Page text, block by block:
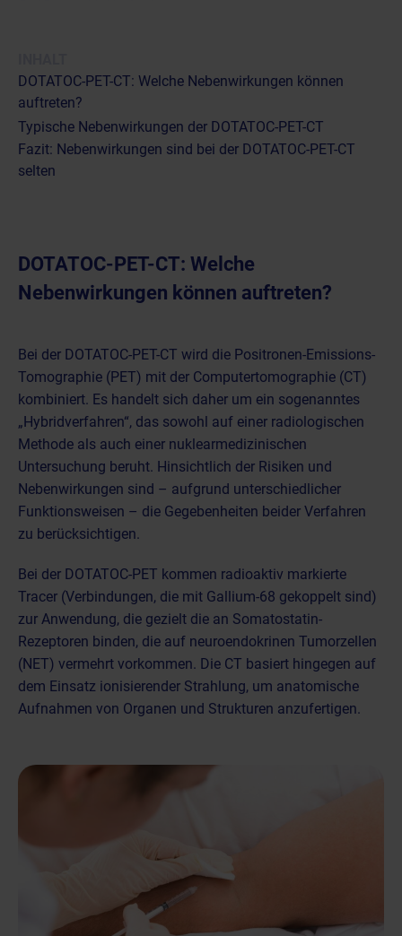
DOTATOC-PET-CT: Welche Nebenwirkungen können
auftreten?
Typische Nebenwirkungen der DOTATOC-PET-CT
Fazit: Nebenwirkungen sind bei der DOTATOC-PET-CT
selten
DOTATOC-PET-CT: Welche
Nebenwirkungen können auftreten?
Bei der DOTATOC-PET-CT wird die Positronen-Emissions-
Tomographie (PET) mit der Computertomographie (CT)
kombiniert. Es handelt sich daher um ein sogenanntes
„Hybridverfahren“, das sowohl auf einer radiologischen
Methode als auch einer nuklearmedizinischen
Untersuchung beruht. Hinsichtlich der Risiken und
Nebenwirkungen sind – aufgrund unterschiedlicher
Funktionsweisen – die Gegebenheiten beider Verfahren
zu berücksichtigen.
Bei der DOTATOC-PET kommen radioaktiv markierte
Tracer (Verbindungen, die mit Gallium-68 gekoppelt sind)
zur Anwendung, die gezielt die an Somatostatin-
Rezeptoren binden, die auf neuroendokrinen Tumorzellen
(NET) vermehrt vorkommen. Die CT basiert hingegen auf
dem Einsatz ionisierender Strahlung, um anatomische
Aufnahmen von Organen und Strukturen anzufertigen.